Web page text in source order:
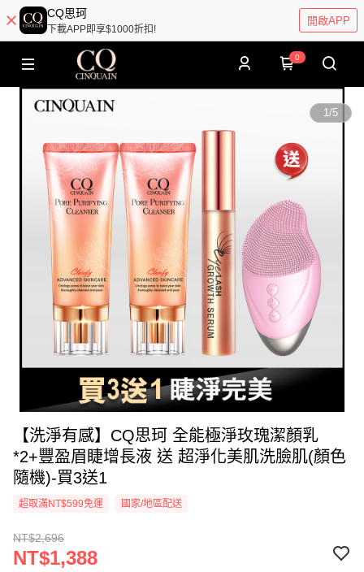
CQ思珂
下載APP即享$1000折扣!
開啟APP
0
1/5
【洗淨有感】CQ思珂 全能極淨玫瑰潔顏乳
*2+豐盈眉睫增長液 送 超淨化美肌洗臉肌(顏色
隨機)-買3送1
超取滿NT$599免運 國家/地區配送
NT$2,696
NT$1,388